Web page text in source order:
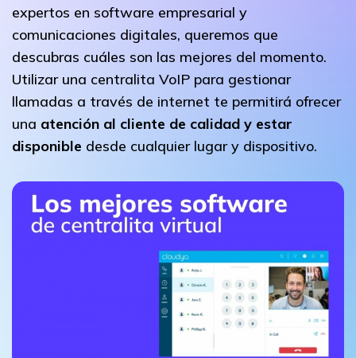
expertos en software empresarial y
comunicaciones digitales, queremos que
descubras cuáles son las mejores del momento.
Utilizar una centralita VoIP para gestionar
llamadas a través de internet te permitirá ofrecer
una atención al cliente de calidad y estar
disponible desde cualquier lugar y dispositivo.